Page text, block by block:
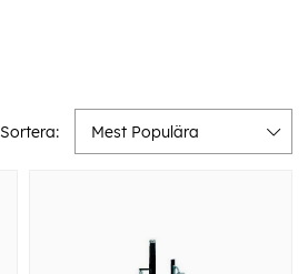
Sortera: Mest Populära